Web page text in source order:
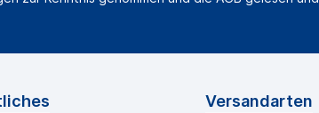
Versandarten